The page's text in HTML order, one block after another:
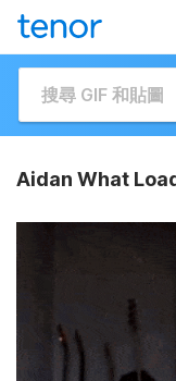
Aidan What